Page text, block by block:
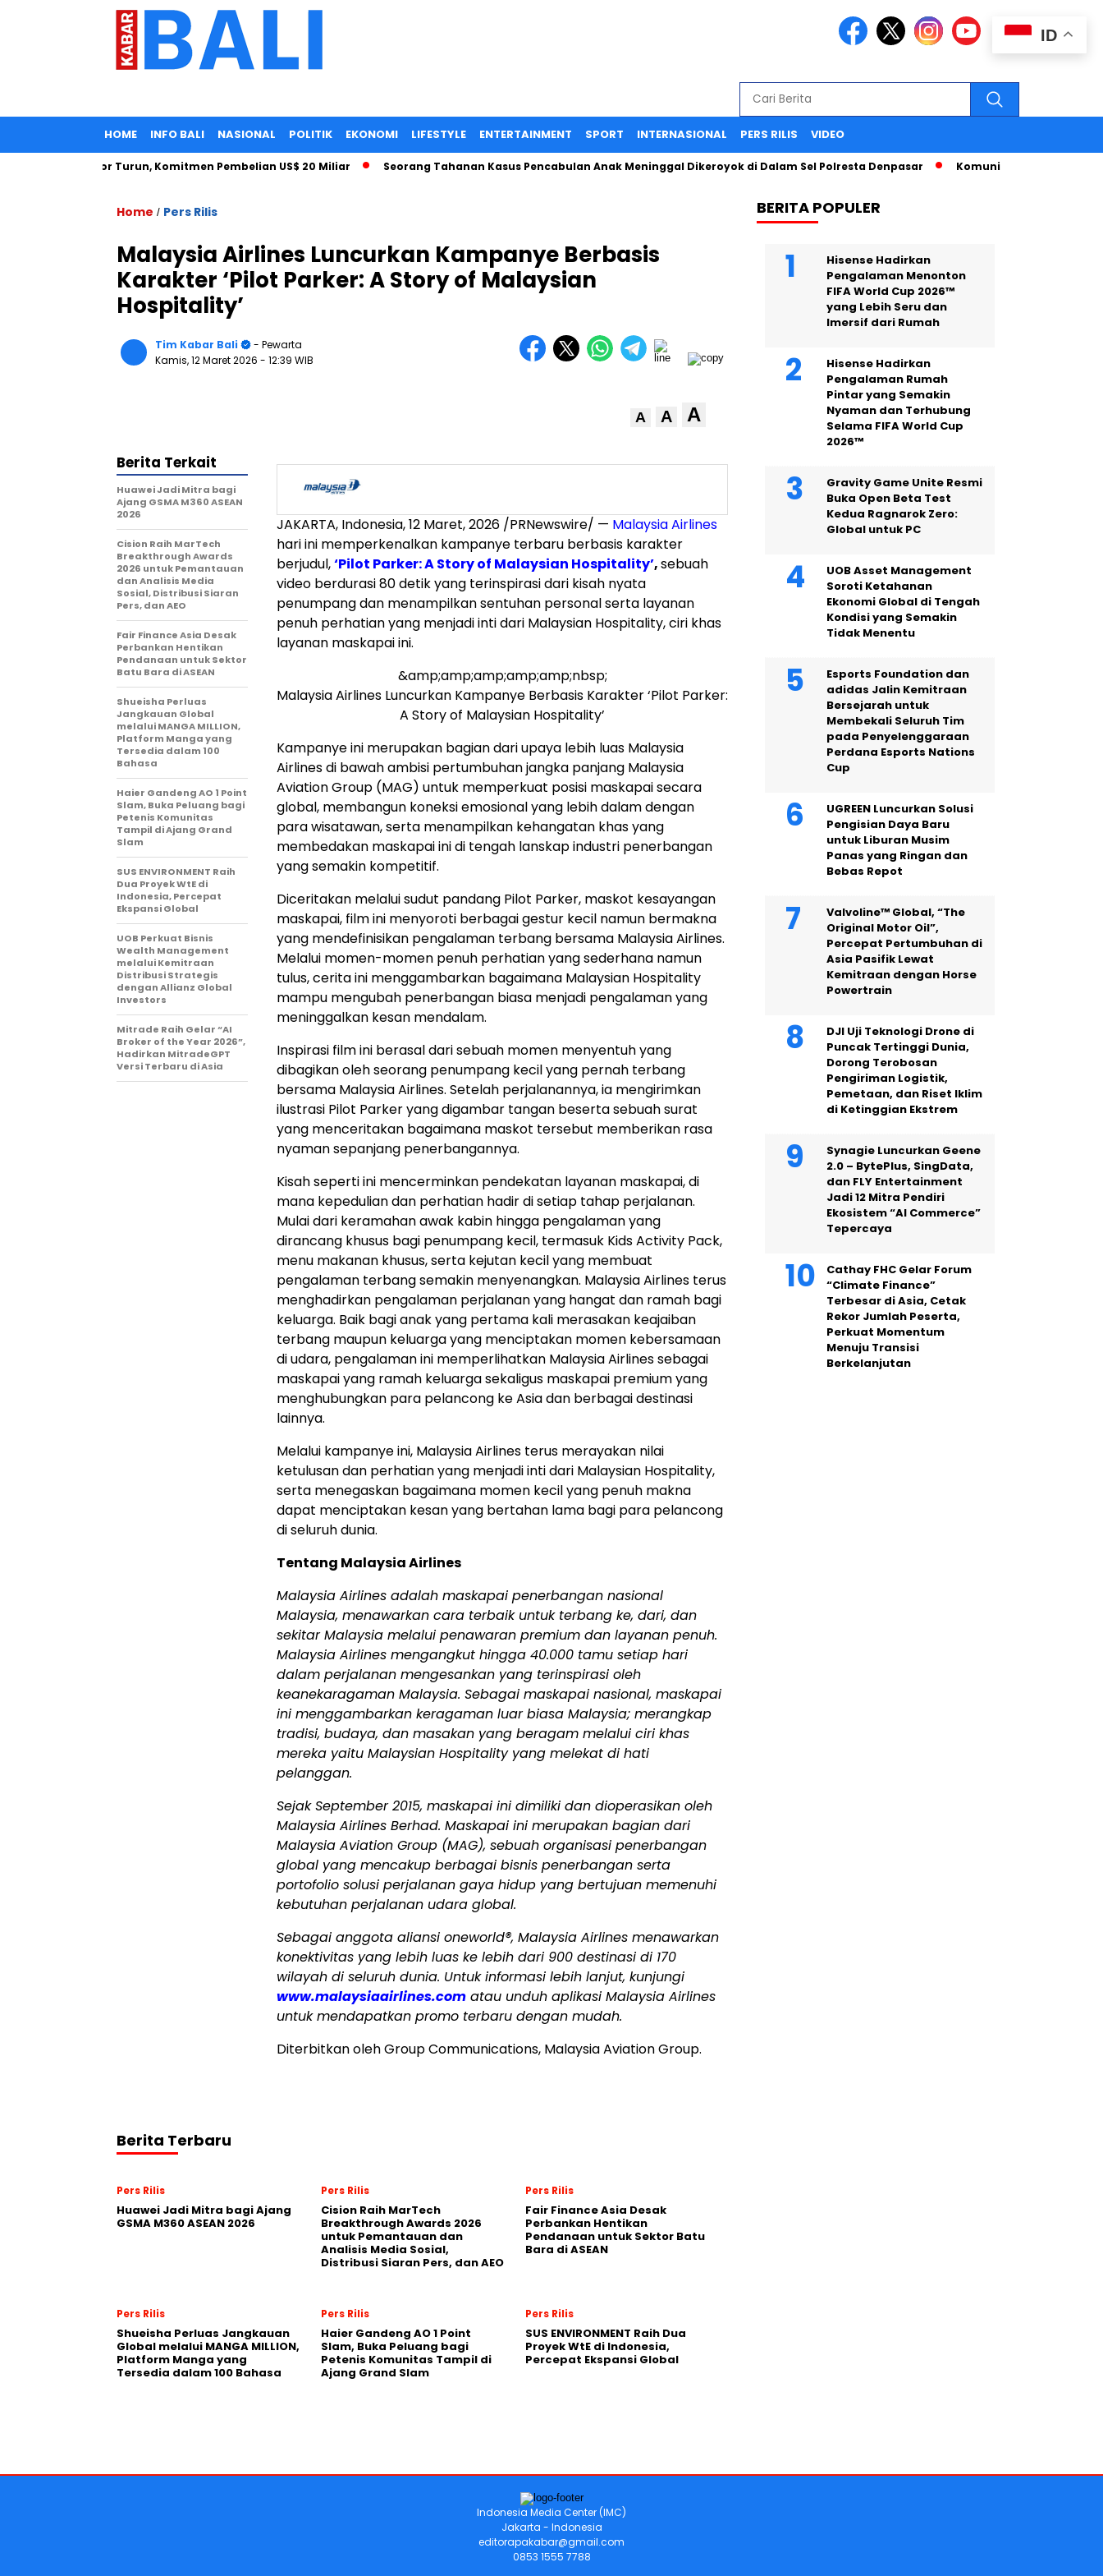
HOME INFO BALI NASIONAL POLITIK EKONOMI LIFESTYLE ENTERTAINMENT SPORT INTERNASIONAL PERS RILIS VIDEO
Tarif Impor Turun, Komitmen Pembelian US$ 20 Miliar Seorang Tahanan Kasus Pencabulan Anak Meninggal Dikeroyok di Dalam Sel Polresta Denpasar Komunikasi Strategis
Home / Pers Rilis
Malaysia Airlines Luncurkan Kampanye Berbasis
Karakter ‘Pilot Parker: A Story of Malaysian
Hospitality’
Tim Kabar Bali
- Pewarta
Kamis, 12 Maret 2026 - 12:39 WIB
A A A
JAKARTA, Indonesia,12 Maret, 2026 /PRNewswire/ — Malaysia Airlines
hari ini memperkenalkan kampanye terbaru berbasis karakter
berjudul,‘Pilot Parker: A Story of Malaysian Hospitality’,sebuah
video berdurasi 80 detik yang terinspirasi dari kisah nyata
penumpang dan menampilkan sentuhan personal serta layanan
penuh perhatian yang menjadi inti dari Malaysian Hospitality, ciri khas
layanan maskapai ini.
&amp;amp;amp;amp;amp;nbsp;
Malaysia Airlines Luncurkan Kampanye Berbasis Karakter ‘Pilot Parker:
A Story of Malaysian Hospitality’
Kampanye ini merupakan bagian dari upaya lebih luas Malaysia
Airlines di bawah ambisi pertumbuhan jangka panjang Malaysia
Aviation Group (MAG) untuk memperkuat posisi maskapai secara
global, membangun koneksi emosional yang lebih dalam dengan
para wisatawan, serta menampilkan kehangatan khas yang
membedakan maskapai ini di tengah lanskap industri penerbangan
yang semakin kompetitif.
Diceritakan melalui sudut pandang Pilot Parker, maskot kesayangan
maskapai, film ini menyoroti berbagai gestur kecil namun bermakna
yang mendefinisikan pengalaman terbang bersama Malaysia Airlines.
Melalui momen-momen penuh perhatian yang sederhana namun
tulus, cerita ini menggambarkan bagaimana Malaysian Hospitality
mampu mengubah penerbangan biasa menjadi pengalaman yang
meninggalkan kesan mendalam.
Inspirasi film ini berasal dari sebuah momen menyentuh yang
dibagikan oleh seorang penumpang kecil yang pernah terbang
bersama Malaysia Airlines. Setelah perjalanannya, ia mengirimkan
ilustrasi Pilot Parker yang digambar tangan beserta sebuah surat
yang menceritakan bagaimana maskot tersebut memberikan rasa
nyaman sepanjang penerbangannya.
Kisah seperti ini mencerminkan pendekatan layanan maskapai, di
mana kepedulian dan perhatian hadir di setiap tahap perjalanan.
Mulai dari keramahan awak kabin hingga pengalaman yang
dirancang khusus bagi penumpang kecil, termasuk Kids Activity Pack,
menu makanan khusus, serta kejutan kecil yang membuat
pengalaman terbang semakin menyenangkan. Malaysia Airlines terus
menghadirkan pengalaman perjalanan yang hangat dan ramah bagi
keluarga. Baik bagi anak yang pertama kali merasakan keajaiban
terbang maupun keluarga yang menciptakan momen kebersamaan
di udara, pengalaman ini memperlihatkan Malaysia Airlines sebagai
maskapai yang ramah keluarga sekaligus maskapai premium yang
menghubungkan para pelancong ke Asia dan berbagai destinasi
lainnya.
Melalui kampanye ini, Malaysia Airlines terus merayakan nilai
ketulusan dan perhatian yang menjadi inti dari Malaysian Hospitality,
serta menegaskan bagaimana momen kecil yang penuh makna
dapat menciptakan kesan yang bertahan lama bagi para pelancong
di seluruh dunia.
Tentang Malaysia Airlines
Malaysia Airlines adalah maskapai penerbangan nasional
Malaysia, menawarkan cara terbaik untuk terbang ke, dari, dan
sekitar Malaysia melalui penawaran premium dan layanan penuh.
Malaysia Airlines mengangkut hingga 40.000 tamu setiap hari
dalam perjalanan mengesankan yang terinspirasi oleh
keanekaragaman Malaysia. Sebagai maskapai nasional, maskapai
ini menggambarkan keragaman luar biasa Malaysia; merangkap
tradisi, budaya, dan masakan yang beragam melalui ciri khas
mereka yaitu Malaysian Hospitality yang melekat di hati
pelanggan.
Sejak September 2015, maskapai ini dimiliki dan dioperasikan oleh
Malaysia Airlines Berhad. Maskapai ini merupakan bagian dari
Malaysia Aviation Group (MAG), sebuah organisasi penerbangan
global yang mencakup berbagai bisnis penerbangan serta
portofolio solusi perjalanan gaya hidup yang bertujuan memenuhi
kebutuhan perjalanan udara global.
Sebagai anggota aliansi oneworld®, Malaysia Airlines menawarkan
konektivitas yang lebih luas ke lebih dari 900 destinasi di 170
wilayah di seluruh dunia. Untuk informasi lebih lanjut, kunjungi
www.malaysiaairlines.com atau unduh aplikasi Malaysia Airlines
untuk mendapatkan promo terbaru dengan mudah.
Diterbitkan oleh Group Communications, Malaysia Aviation Group.
Berita Terkait
Huawei Jadi Mitra bagi
Ajang GSMA M360 ASEAN
2026
Cision Raih MarTech
Breakthrough Awards
2026 untuk Pemantauan
dan Analisis Media
Sosial, Distribusi Siaran
Pers, dan AEO
Fair Finance Asia Desak
Perbankan Hentikan
Pendanaan untuk Sektor
Batu Bara di ASEAN
Shueisha Perluas
Jangkauan Global
melalui MANGA MILLION,
Platform Manga yang
Tersedia dalam 100
Bahasa
Haier Gandeng AO 1 Point
Slam, Buka Peluang bagi
Petenis Komunitas
Tampil di Ajang Grand
Slam
SUS ENVIRONMENT Raih
Dua Proyek WtE di
Indonesia, Percepat
Ekspansi Global
UOB Perkuat Bisnis
Wealth Management
melalui Kemitraan
Distribusi Strategis
dengan Allianz Global
Investors
Mitrade Raih Gelar “AI
Broker of the Year 2026”,
Hadirkan MitradeGPT
Versi Terbaru di Asia
Berita Terbaru
Pers Rilis
Huawei Jadi Mitra bagi Ajang
GSMA M360 ASEAN 2026
Pers Rilis
Cision Raih MarTech
Breakthrough Awards 2026
untuk Pemantauan dan
Analisis Media Sosial,
Distribusi Siaran Pers, dan AEO
Pers Rilis
Fair Finance Asia Desak
Perbankan Hentikan
Pendanaan untuk Sektor Batu
Bara di ASEAN
Pers Rilis
Shueisha Perluas Jangkauan
Global melalui MANGA MILLION,
Platform Manga yang
Tersedia dalam 100 Bahasa
Pers Rilis
Haier Gandeng AO 1 Point
Slam, Buka Peluang bagi
Petenis Komunitas Tampil di
Ajang Grand Slam
Pers Rilis
SUS ENVIRONMENT Raih Dua
Proyek WtE di Indonesia,
Percepat Ekspansi Global
BERITA POPULER
Hisense Hadirkan
Pengalaman Menonton
FIFA World Cup 2026™
yang Lebih Seru dan
Imersif dari Rumah
Hisense Hadirkan
Pengalaman Rumah
Pintar yang Semakin
Nyaman dan Terhubung
Selama FIFA World Cup
2026™
Gravity Game Unite Resmi
Buka Open Beta Test
Kedua Ragnarok Zero:
Global untuk PC
UOB Asset Management
Soroti Ketahanan
Ekonomi Global di Tengah
Kondisi yang Semakin
Tidak Menentu
Esports Foundation dan
adidas Jalin Kemitraan
Bersejarah untuk
Membekali Seluruh Tim
pada Penyelenggaraan
Perdana Esports Nations
Cup
UGREEN Luncurkan Solusi
Pengisian Daya Baru
untuk Liburan Musim
Panas yang Ringan dan
Bebas Repot
Valvoline™ Global, “The
Original Motor Oil”,
Percepat Pertumbuhan di
Asia Pasifik Lewat
Kemitraan dengan Horse
Powertrain
DJI Uji Teknologi Drone di
Puncak Tertinggi Dunia,
Dorong Terobosan
Pengiriman Logistik,
Pemetaan, dan Riset Iklim
di Ketinggian Ekstrem
Synagie Luncurkan Geene
2.0 – BytePlus, SingData,
dan FLY Entertainment
Jadi 12 Mitra Pendiri
Ekosistem “AI Commerce”
Tepercaya
Cathay FHC Gelar Forum
“Climate Finance”
Terbesar di Asia, Cetak
Rekor Jumlah Peserta,
Perkuat Momentum
Menuju Transisi
Berkelanjutan
ID
Indonesia Media Center (IMC)
Jakarta - Indonesia
editorapakabar@gmail.com
0853 1555 7788